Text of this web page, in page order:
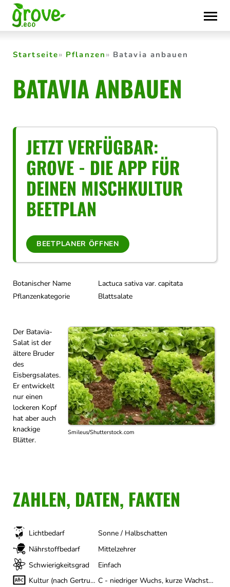
Skip
to
content
Startseite Pflanzen Batavia anbauen
BATAVIA ANBAUEN
JETZT VERFÜGBAR:
GROVE - DIE APP FÜR
DEINEN MISCHKULTUR
BEETPLAN
BEETPLANER ÖFFNEN
Botanischer Name
Lactuca sativa var. capitata
Pflanzenkategorie
Blattsalate
Smileus/Shutterstock.com
Der Batavia-
Salat ist der
ältere Bruder
des
Eisbergsalates.
Er entwickelt
nur einen
lockeren Kopf
hat aber auch
knackige
Blätter.
ZAHLEN, DATEN, FAKTEN
Lichtbedarf
Sonne / Halbschatten
Nährstoffbedarf
Mittelzehrer
Schwierigkeitsgrad
Einfach
Kultur (nach Gertrud Franck)
C - niedriger Wuchs, kurze Wachstumszeit